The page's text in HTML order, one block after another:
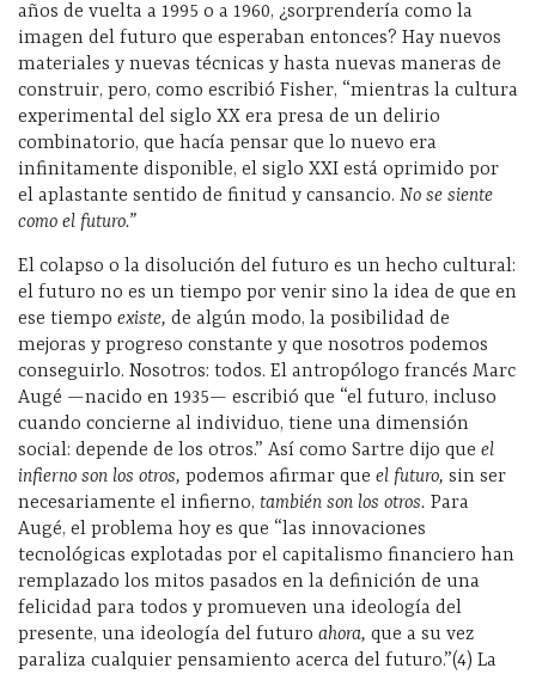
años de vuelta a 1995 o a 1960, ¿sorprendería como la
imagen del futuro que esperaban entonces? Hay nuevos
materiales y nuevas técnicas y hasta nuevas maneras de
construir, pero, como escribió Fisher, “mientras la cultura
experimental del siglo XX era presa de un delirio
combinatorio, que hacía pensar que lo nuevo era
infinitamente disponible, el siglo XXI está oprimido por
el aplastante sentido de finitud y cansancio. No se siente
como el futuro.”
El colapso o la disolución del futuro es un hecho cultural:
el futuro no es un tiempo por venir sino la idea de que en
ese tiempo existe, de algún modo, la posibilidad de
mejoras y progreso constante y que nosotros podemos
conseguirlo. Nosotros: todos. El antropólogo francés Marc
Augé —nacido en 1935— escribió que “el futuro, incluso
cuando concierne al individuo, tiene una dimensión
social: depende de los otros.” Así como Sartre dijo que el
infierno son los otros, podemos afirmar que el futuro, sin ser
necesariamente el infierno, también son los otros. Para
Augé, el problema hoy es que “las innovaciones
tecnológicas explotadas por el capitalismo financiero han
remplazado los mitos pasados en la definición de una
felicidad para todos y promueven una ideología del
presente, una ideología del futuro ahora, que a su vez
paraliza cualquier pensamiento acerca del futuro.”(4) La